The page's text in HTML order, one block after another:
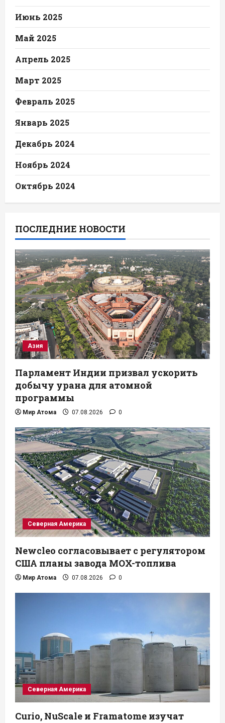
Июнь 2025
Май 2025
Апрель 2025
Март 2025
Февраль 2025
Январь 2025
Декабрь 2024
Ноябрь 2024
Октябрь 2024
ПОСЛЕДНИЕ НОВОСТИ
Азия
Парламент Индии призвал ускорить
добычу урана для атомной
программы
Мир Атома 07.08.2026 0
Северная Америка
Newcleo согласовывает с регулятором
США планы завода MOX-топлива
Мир Атома 07.08.2026 0
Северная Америка
Curio, NuScale и Framatome изучат